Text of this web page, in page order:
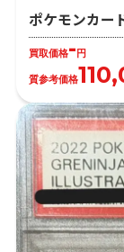
ポケモンカー
買取価格-円
質参考価格